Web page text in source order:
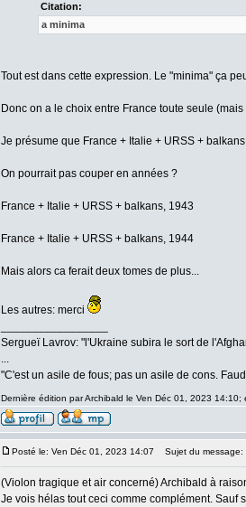
Citation:
a minima
Tout est dans cette expression. Le "minima" ça
Donc on a le choix entre France toute seule
Je présume que France + Italie + URSS +
On pourrait pas couper en années ?
France + Italie + URSS + balkans, 1943
France + Italie + URSS + balkans, 1944
Mais alors ca ferait deux tomes de plus...
Les autres: merci
Sergueï Lavrov: "l'Ukraine subira le sort de
...
"C'est un asile de fous; pas un asile de cons.
Dernière édition par Archibald le Ven Déc 01, 2023 14:10;
Posté le: Ven Déc 01, 2023 14:07 Sujet du message:
(Violon tragique et air concerné) Archibald à
Je vois hélas tout ceci comme complément.